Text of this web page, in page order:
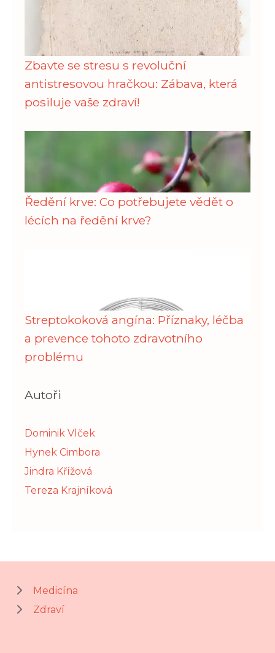
Zbavte se stresu s revoluční
antistresovou hračkou: Zábava, která
posiluje vaše zdraví!
Ředění krve: Co potřebujete vědět o
lécích na ředění krve?
Streptokoková angína: Příznaky, léčba
a prevence tohoto zdravotního
problému
Autoři
Dominik Vlček
Hynek Cimbora
Jindra Křížová
Tereza Krajníková
Medicína
Zdraví